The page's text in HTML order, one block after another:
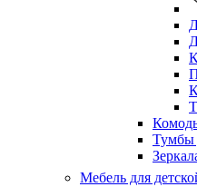
Тумбы
Мебель для